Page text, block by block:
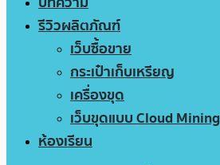
รีวิวผลิตภัณฑ์
เว็บซื้อขาย
กระเป๋าเก็บเหรียญ
เครื่องขุด
เว็บขุดแบบ Cloud Mining
ห้องเรียน